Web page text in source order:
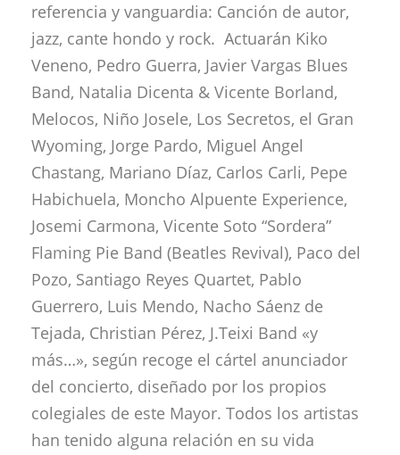
referencia y vanguardia: Canción de autor,
jazz, cante hondo y rock. Actuarán Kiko
Veneno, Pedro Guerra, Javier Vargas Blues
Band, Natalia Dicenta & Vicente Borland,
Melocos, Niño Josele, Los Secretos, el Gran
Wyoming, Jorge Pardo, Miguel Angel
Chastang, Mariano Díaz, Carlos Carli, Pepe
Habichuela, Moncho Alpuente Experience,
Josemi Carmona, Vicente Soto “Sordera”
Flaming Pie Band (Beatles Revival), Paco del
Pozo, Santiago Reyes Quartet, Pablo
Guerrero, Luis Mendo, Nacho Sáenz de
Tejada, Christian Pérez, J.Teixi Band «y
más…», según recoge el cártel anunciador
del concierto, diseñado por los propios
colegiales de este Mayor. Todos los artistas
han tenido alguna relación en su vida